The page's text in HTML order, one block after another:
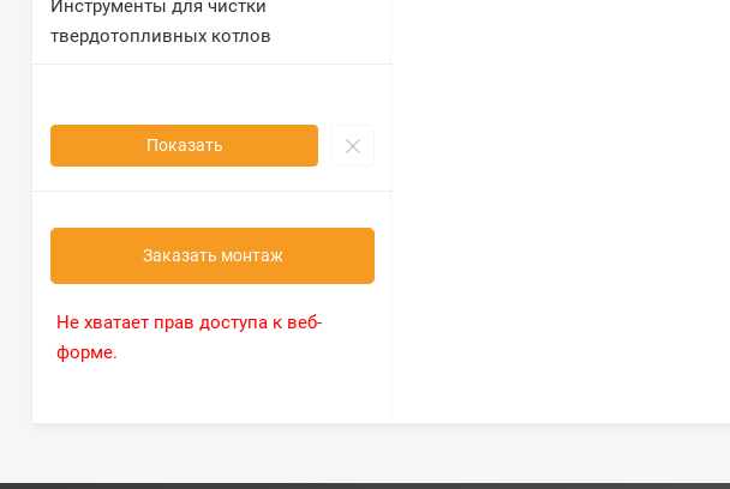
Инструменты для чистки
твердотопливных котлов
Показать
Заказать монтаж
Не хватает прав доступа к веб-
форме.